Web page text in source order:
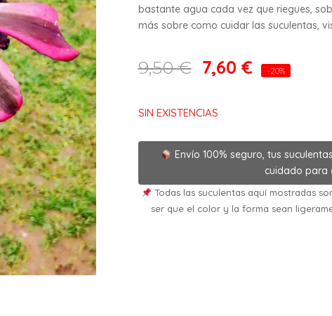
bastante agua cada vez que riegues,
más sobre como cuidar las suculentas,
9,50€ 7,60 € -20%
SIN EXISTENCIAS
Envío 100% seguro, tus
cuidado para
Todas las suculentas aquí mostradas
ser que el color y la forma sean